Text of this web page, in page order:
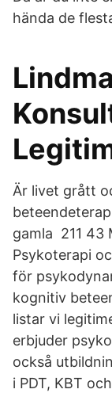
hända de
Är livet grått
gamla 211 43
Psykoterapi
för
kognitiv
listar vi
erbjuder
också
i PDT, KBT